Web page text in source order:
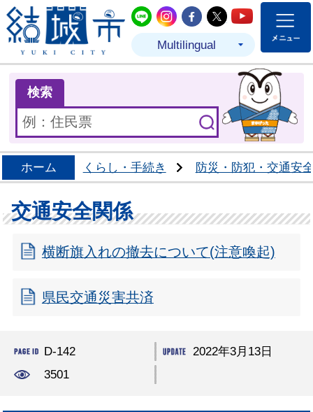
結城市公式LINE
結城市公式Instagram
結城市公式
結城市公式
結城市
Multilingual
検索
ホーム くらし・手続き 防災・防犯・交通安
交通安全関係
横断旗入れの撤去について(注意喚起)
県民交通災害共済
D-142
2022年3月13日
3501